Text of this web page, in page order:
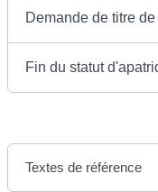
Demande de titre
Fin du statut
Textes de référence